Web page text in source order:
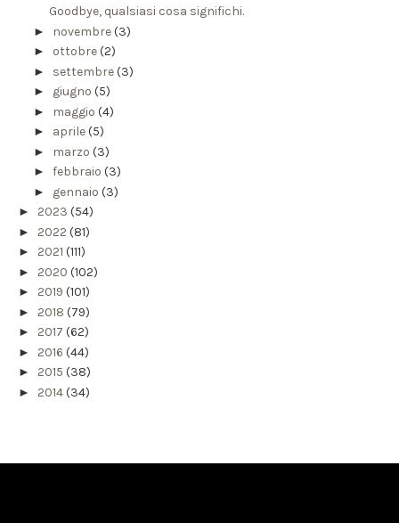
Goodbye, qualsiasi cosa significhi.
► novembre(3)
► ottobre(2)
► settembre(3)
► giugno (5)
► maggio (4)
► aprile(5)
► marzo (3)
► febbraio (3)
► gennaio (3)
► 2023 (54)
► 2022 (81)
► 2021 (111)
► 2020 (102)
► 2019 (101)
► 2018 (79)
► 2017 (62)
► 2016 (44)
► 2015 (38)
► 2014(34)